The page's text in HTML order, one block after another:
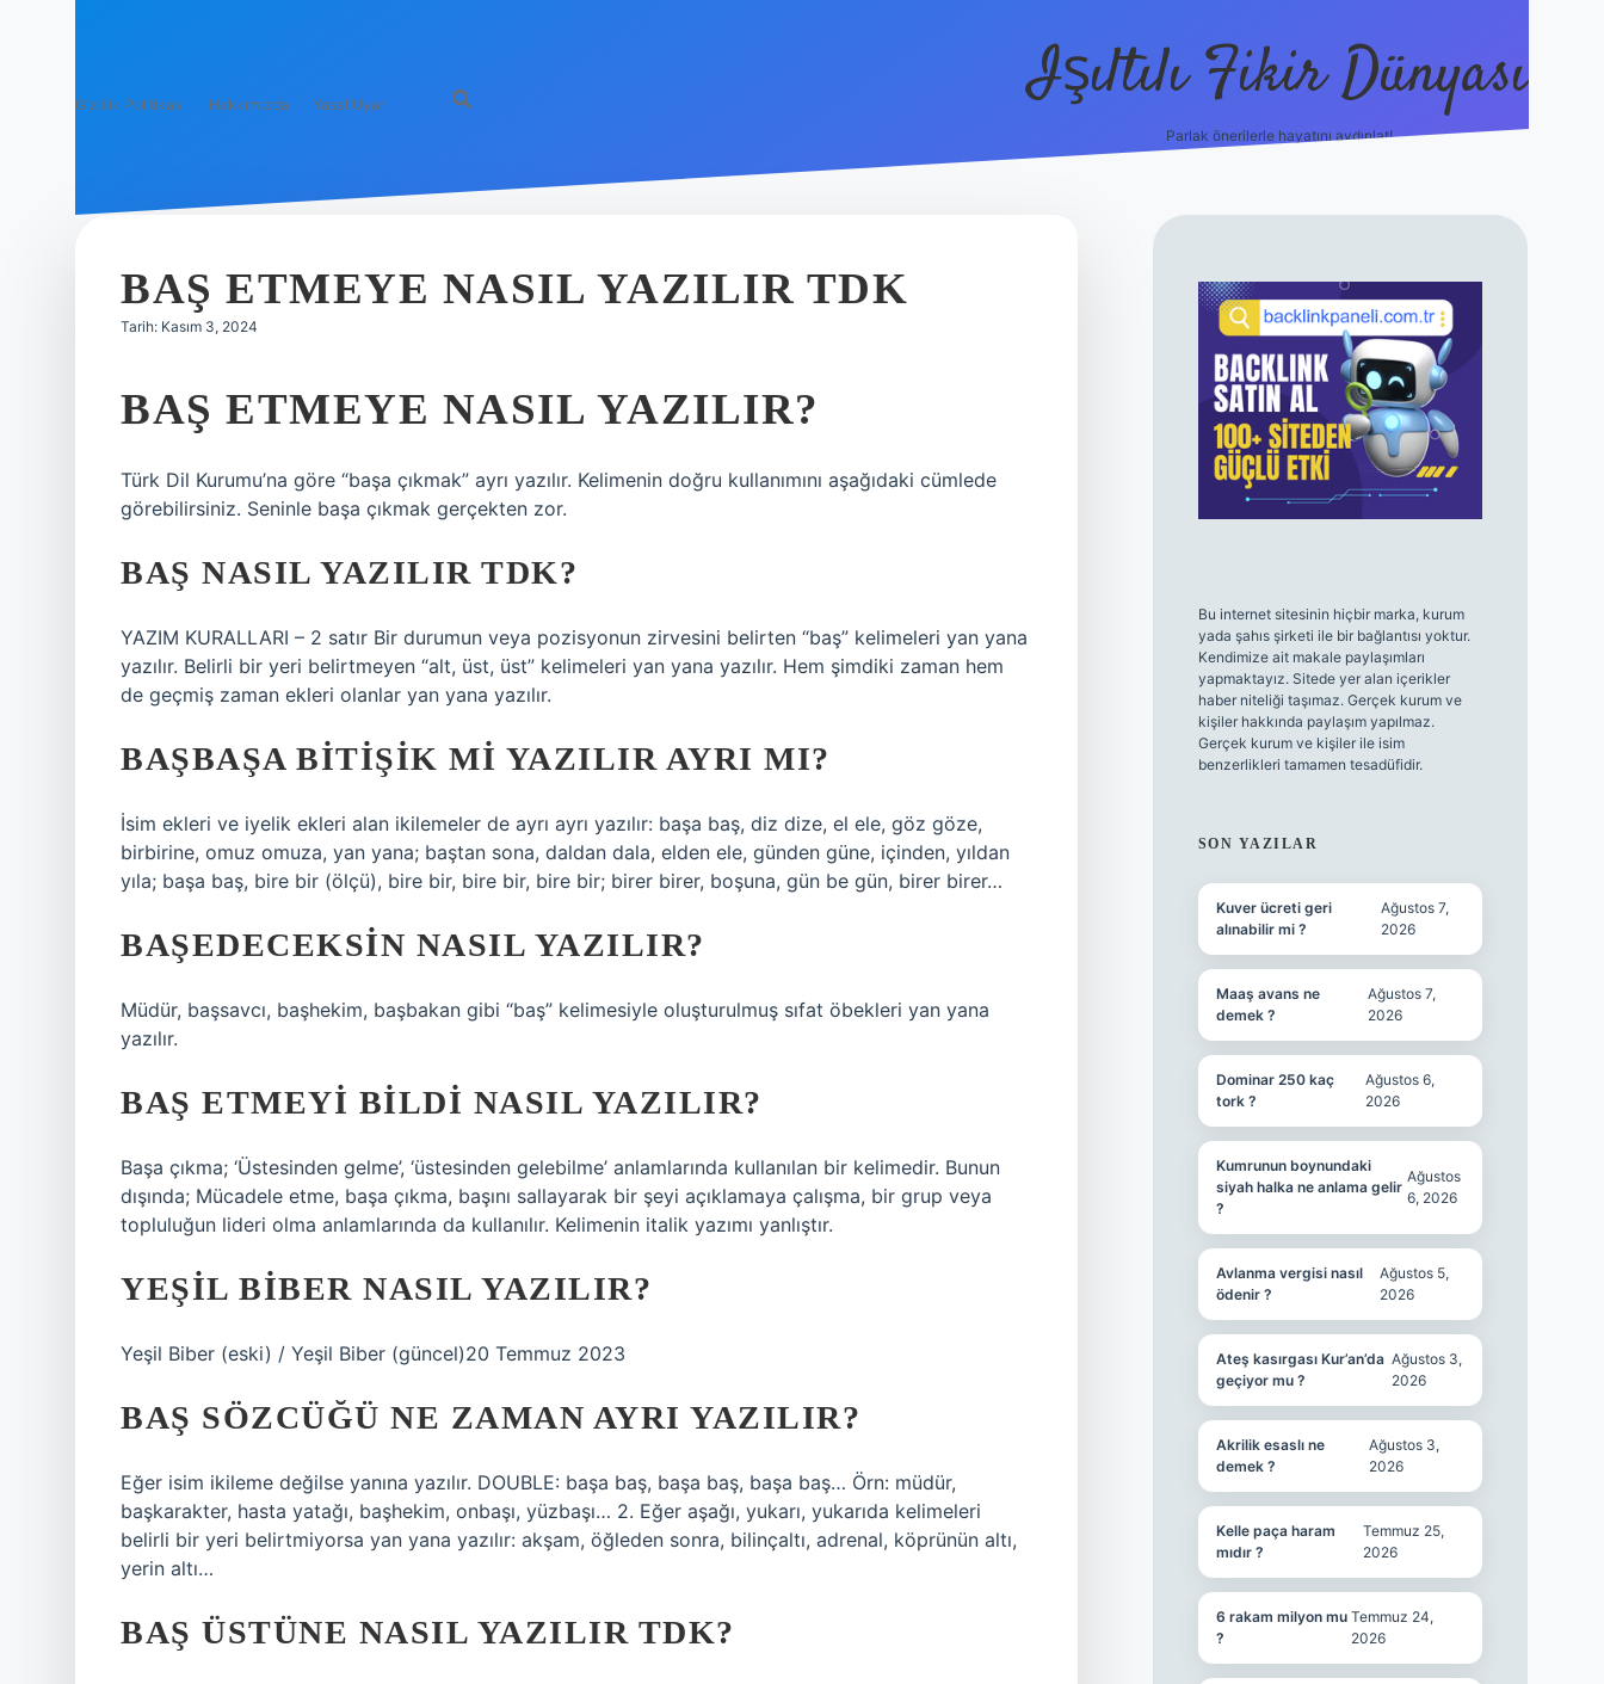
Gizlilik Politikası Hakkımızda Yasal Uyarı Işıltılı Fikir Dünyası
Parlak önerilerle hayatını aydınlat!
BAŞ ETMEYE NASIL YAZILIR TDK
Tarih: Kasım 3, 2024
BAŞ ETMEYE NASIL YAZILIR?
Türk Dil Kurumu’na göre “başa çıkmak” ayrı yazılır. Kelimenin doğru kullanımını aşağıdaki cümlede
görebilirsiniz. Seninle başa çıkmak gerçekten zor.
BAŞ NASIL YAZILIR TDK?
YAZIM KURALLARI – 2 satır Bir durumun veya pozisyonun zirvesini belirten “baş” kelimeleri yan yana
yazılır. Belirli bir yeri belirtmeyen “alt, üst, üst” kelimeleri yan yana yazılır. Hem şimdiki zaman hem
de geçmiş zaman ekleri olanlar yan yana yazılır.
BAŞBAŞA BITIŞIK MI YAZILIR AYRI MI?
İsim ekleri ve iyelik ekleri alan ikilemeler de ayrı ayrı yazılır: başa baş, diz dize, el ele, göz göze,
birbirine, omuz omuza, yan yana; baştan sona, daldan dala, elden ele, günden güne, içinden, yıldan
yıla; başa baş, bire bir (ölçü), bire bir, bire bir, bire bir; birer birer, boşuna, gün be gün, birer birer…
BAŞEDECEKSIN NASIL YAZILIR?
Müdür, başsavcı, başhekim, başbakan gibi “baş” kelimesiyle oluşturulmuş sıfat öbekleri yan yana
yazılır.
BAŞ ETMEYI BILDI NASIL YAZILIR?
Başa çıkma; ‘Üstesinden gelme’, ‘üstesinden gelebilme’ anlamlarında kullanılan bir kelimedir. Bunun
dışında; Mücadele etme, başa çıkma, başını sallayarak bir şeyi açıklamaya çalışma, bir grup veya
topluluğun lideri olma anlamlarında da kullanılır. Kelimenin italik yazımı yanlıştır.
YEŞIL BIBER NASIL YAZILIR?
Yeşil Biber (eski) / Yeşil Biber (güncel)20 Temmuz 2023
BAŞ SÖZCÜĞÜ NE ZAMAN AYRI YAZILIR?
Eğer isim ikileme değilse yanına yazılır. DOUBLE: başa baş, başa baş, başa baş… Örn: müdür,
başkarakter, hasta yatağı, başhekim, onbaşı, yüzbaşı… 2. Eğer aşağı, yukarı, yukarıda kelimeleri
belirli bir yeri belirtmiyorsa yan yana yazılır: akşam, öğleden sonra, bilinçaltı, adrenal, köprünün altı,
yerin altı…
BAŞ ÜSTÜNE NASIL YAZILIR TDK?
SIDEBAR
Bu internet sitesinin hiçbir marka, kurum
yada şahıs şirketi ile bir bağlantısı yoktur.
Kendimize ait makale paylaşımları
yapmaktayız. Sitede yer alan içerikler
haber niteliği taşımaz. Gerçek kurum ve
kişiler hakkında paylaşım yapılmaz.
Gerçek kurum ve kişiler ile isim
benzerlikleri tamamen tesadüfidir.
SON YAZILAR
Kuver ücreti geri
alınabilir mi ?
Ağustos 7,
2026
Maaş avans ne
demek ?
Ağustos 7,
2026
Dominar 250 kaç
tork ?
Ağustos 6,
2026
Kumrunun boynundaki
siyah halka ne anlama gelir
?
Ağustos
6, 2026
Avlanma vergisi nasıl
ödenir ?
Ağustos 5,
2026
Ateş kasırgası Kur’an’da
geçiyor mu ?
Ağustos 3,
2026
Akrilik esaslı ne
demek ?
Ağustos 3,
2026
Kelle paça haram
mıdır ?
Temmuz 25,
2026
6 rakam milyon mu
?
Temmuz 24,
2026
ilbet canlı maç izle